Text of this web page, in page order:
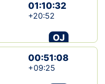
01:10:32
+20:52
OJ
00:51:08
+09:25